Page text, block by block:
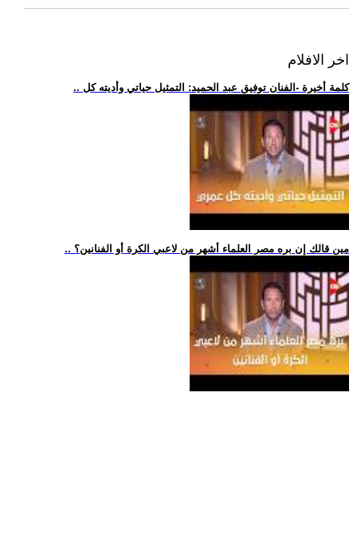
اخر الافلام
.. كلمة أخيرة -الفنان توفيق عبد الحميد: التمثيل حياتي وأديته كل
.. مين قالك إن بره مصر العلماء أشهر من لاعبي الكرة أو الفنانين؟